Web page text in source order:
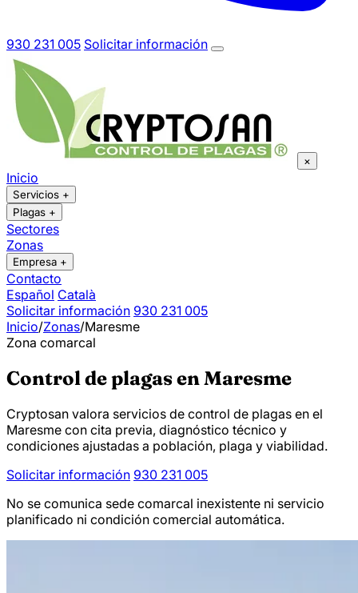
930 231 005 Solicitar información
×
Inicio
Servicios +
Plagas +
Sectores
Zonas
Empresa +
Contacto
Español Català
Solicitar información 930 231 005
Inicio/Zonas/Maresme
Zona comarcal
Control de plagas en Maresme
Cryptosan valora servicios de control de plagas en el
Maresme con cita previa, diagnóstico técnico y
condiciones ajustadas a población, plaga y viabilidad.
Solicitar información 930 231 005
No se comunica sede comarcal inexistente ni servicio
planificado ni condición comercial automática.